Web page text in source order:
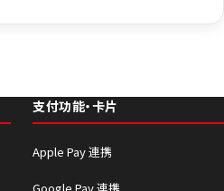
支付功能・卡片
Apple Pay 連携
Google Pay 連携